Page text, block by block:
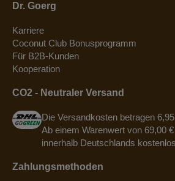
Dr. Goerg
Karriere
Coconut Club Bonusprogramm
Für B2B-Kunden
Kooperation
CO2 - Neutraler Versand
Die Versandkosten betragen
Ab einem Warenwert von 69,00
innerhalb Deutschlands
Zahlungsmethoden